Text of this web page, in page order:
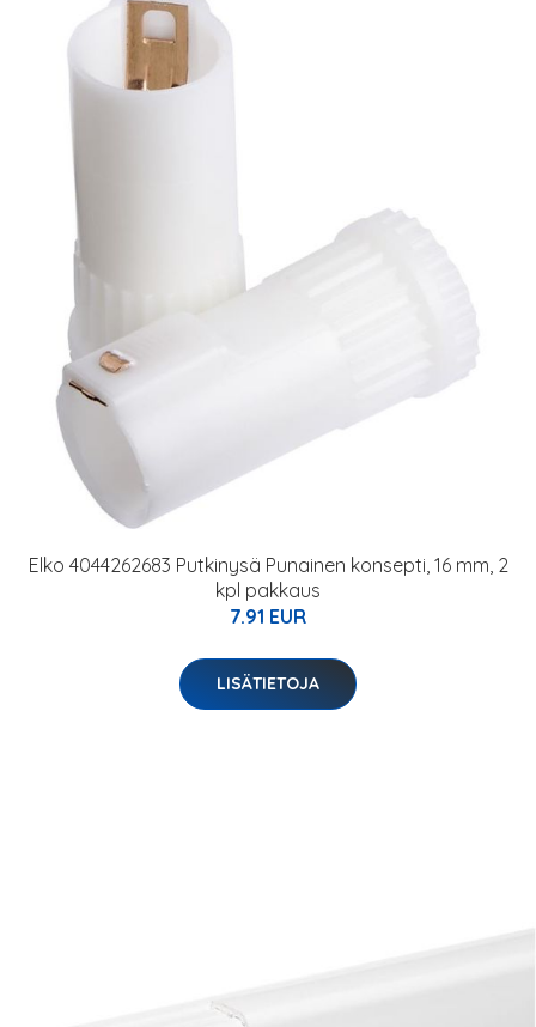
Elko 4044262683 Putkinysä Punainen konsepti, 16 mm, 2
kpl pakkaus
7.91 EUR
LISÄTIETOJA